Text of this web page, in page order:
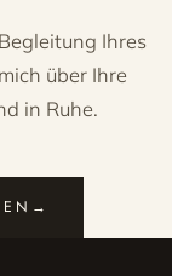
Ihres
über Ihre
in Ruhe.
→